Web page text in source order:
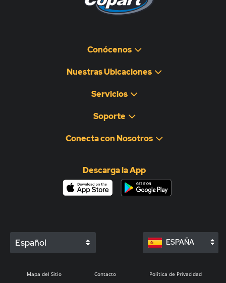
Conócenos
Nuestras Ubicaciones
Servicios
Soporte
Conecta con Nosotros
Descarga la App
Español ESPAÑA
Mapa del Sitio Contacto Política de Privacidad